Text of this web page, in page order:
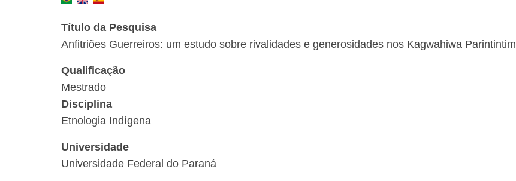
Título da Pesquisa
Anfitriões Guerreiros: um estudo sobre rivalidades e generosidades nos Kagwahiwa Parintintim
Qualificação
Mestrado
Disciplina
Etnologia Indígena
Universidade
Universidade Federal do Paraná